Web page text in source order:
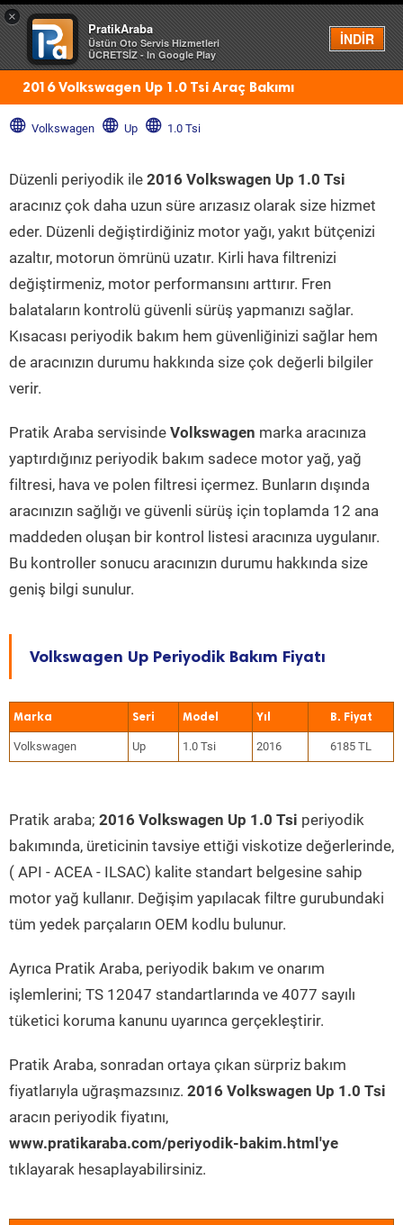
×
PratikAraba
Üstün Oto Servis Hizmetleri
ÜCRETSİZ - In Google Play
İNDİR
Menü
2016 Volkswagen Up 1.0 Tsi Araç Bakımı
Volkswagen Up 1.0 Tsi
Düzenli periyodik ile 2016 Volkswagen Up 1.0 Tsi
aracınız çok daha uzun süre arızasız olarak size hizmet
eder. Düzenli değiştirdiğiniz motor yağı, yakıt bütçenizi
azaltır, motorun ömrünü uzatır. Kirli hava filtrenizi
değiştirmeniz, motor performansını arttırır. Fren
balataların kontrolü güvenli sürüş yapmanızı sağlar.
Kısacası periyodik bakım hem güvenliğinizi sağlar hem
de aracınızın durumu hakkında size çok değerli bilgiler
verir.
Pratik Araba servisinde Volkswagen marka aracınıza
yaptırdığınız periyodik bakım sadece motor yağ, yağ
filtresi, hava ve polen filtresi içermez. Bunların dışında
aracınızın sağlığı ve güvenli sürüş için toplamda 12 ana
maddeden oluşan bir kontrol listesi aracınıza uygulanır.
Bu kontroller sonucu aracınızın durumu hakkında size
geniş bilgi sunulur.
Volkswagen Up Periyodik Bakım Fiyatı
Marka Seri Model Yıl
Volkswagen Up 1.0 Tsi 2016 6185 TL
Pratik araba; 2016 Volkswagen Up 1.0 Tsi periyodik
bakımında, üreticinin tavsiye ettiği viskotize değerlerinde,
( API - ACEA - ILSAC) kalite standart belgesine sahip
motor yağ kullanır. Değişim yapılacak filtre gurubundaki
tüm yedek parçaların OEM kodlu bulunur.
Ayrıca Pratik Araba, periyodik bakım ve onarım
işlemlerini; TS 12047 standartlarında ve 4077 sayılı
tüketici koruma kanunu uyarınca gerçekleştirir.
Pratik Araba, sonradan ortaya çıkan sürpriz bakım
fiyatlarıyla uğraşmazsınız. 2016 Volkswagen Up 1.0 Tsi
aracın periyodik fiyatını,
www.pratikaraba.com/periyodik-bakim.html'ye
tıklayarak hesaplayabilirsiniz.